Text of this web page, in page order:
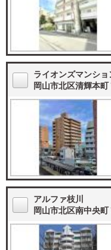
ライオンズマンシ
岡山市北区清輝本町
アルファ枝川
岡山市北区南中央町